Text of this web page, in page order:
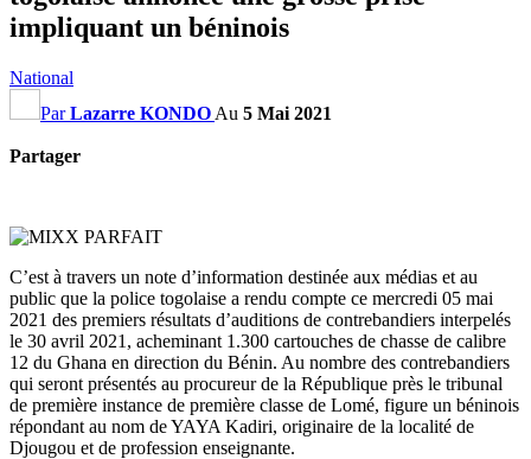
impliquant un béninois
National
ParLazarre KONDO Au 5 Mai 2021
Partager
C’est à travers un note d’information destinée aux médias et au
public que la police togolaise a rendu compte ce mercredi 05 mai
2021 des premiers résultats d’auditions de contrebandiers interpelés
le 30 avril 2021, acheminant 1.300 cartouches de chasse de calibre
12 du Ghana en direction du Bénin. Au nombre des contrebandiers
qui seront présentés au procureur de la République près le tribunal
de première instance de première classe de Lomé, figure un béninois
répondant au nom de YAYA Kadiri, originaire de la localité de
Djougou et de profession enseignante.